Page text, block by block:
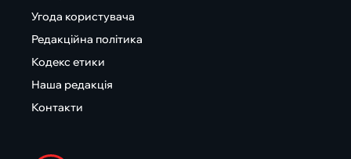
Угода користувача
Редакційна політика
Кодекс етики
Наша редакція
Контакти